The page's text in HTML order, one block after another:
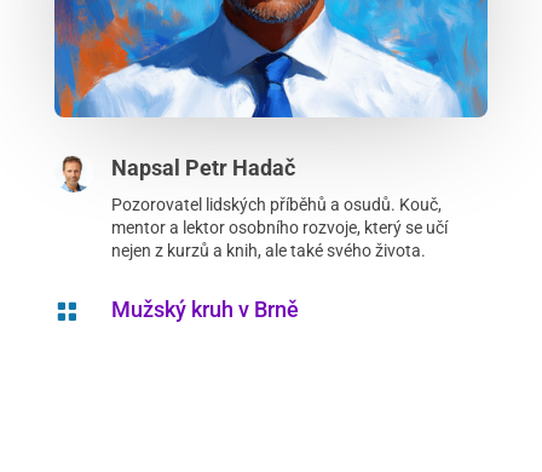
Napsal Petr Hadač
Pozorovatel lidských příběhů a osudů. Kouč,
mentor a lektor osobního rozvoje, který se učí
nejen z kurzů a knih, ale také svého života.
 Mužský kruh v Brně